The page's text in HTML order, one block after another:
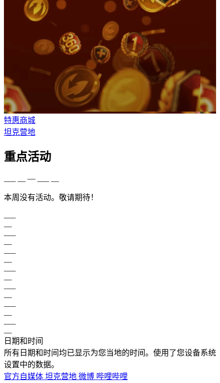
特惠商城
坦克营地
重点活动
___ __ — ___ __
本周没有活动。敬请期待！
日期和时间
所有日期和时间均已显示为您当地的时间。使用了您设备系统
设置中的数据。
官方自媒体 坦克营地 微博 哔哩哔哩